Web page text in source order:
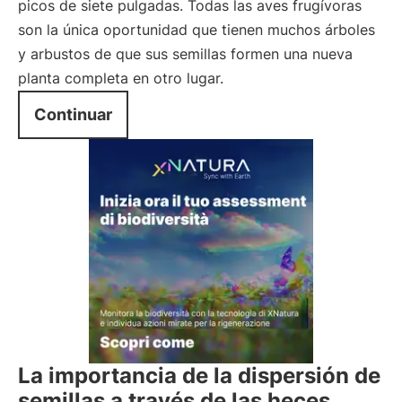
picos de siete pulgadas. Todas las aves frugívoras
son la única oportunidad que tienen muchos árboles
y arbustos de que sus semillas formen una nueva
planta completa en otro lugar.
Continuar
La importancia de la dispersión de